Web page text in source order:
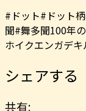
#ドット#ドット
聞#舞多聞100年
ホイクエンガデ
シェアする
共有: